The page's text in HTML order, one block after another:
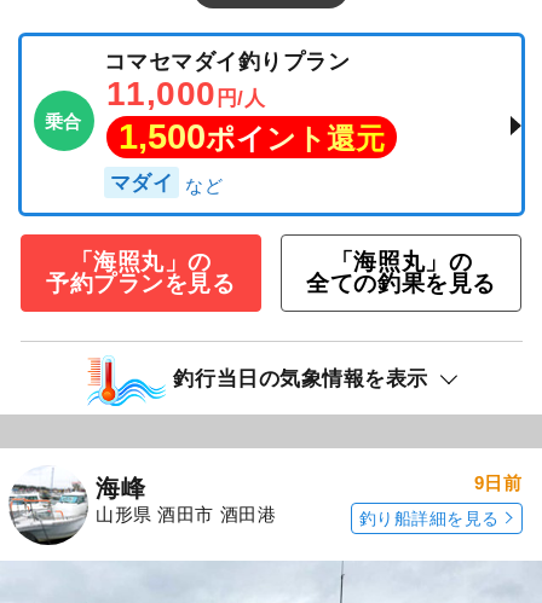
乗合
コマセマダイ釣りプラン
11,000 円/人
1,500ポイント還元
マダイ
「海照丸」の
予約プランを見る
「海照丸」の
全ての釣果を見る
釣行当日の気象情報を表示
海峰
山形県 酒田市 酒田港
9日前
釣り船詳細を見る